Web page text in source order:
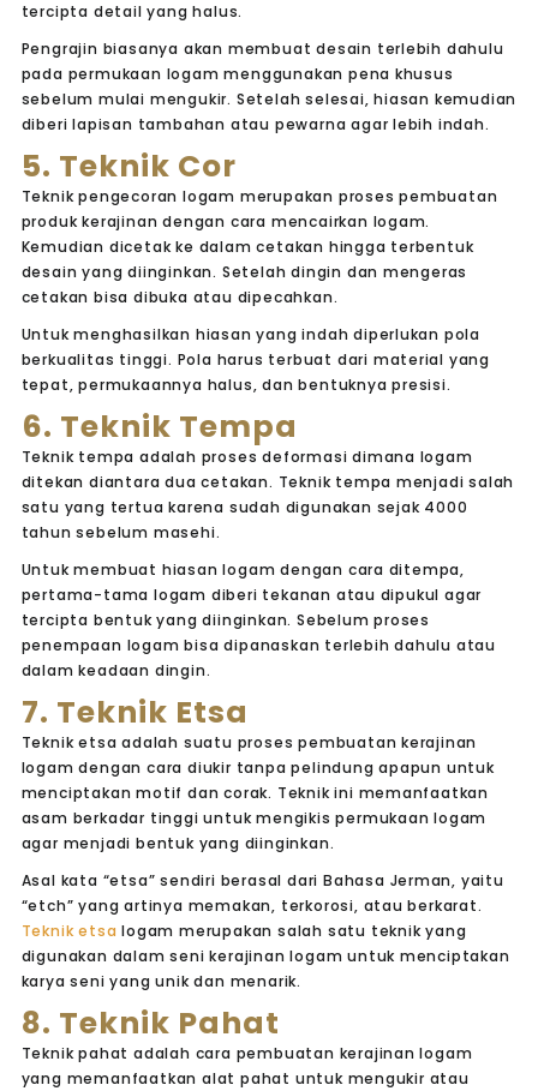
tercipta detail yang halus.
Pengrajin biasanya akan membuat desain terlebih dahulu
pada permukaan logam menggunakan pena khusus
sebelum mulai mengukir. Setelah selesai, hiasan kemudian
diberi lapisan tambahan atau pewarna agar lebih indah.
5. Teknik Cor
Teknik pengecoran logam merupakan proses pembuatan
produk kerajinan dengan cara mencairkan logam.
Kemudian dicetak ke dalam cetakan hingga terbentuk
desain yang diinginkan. Setelah dingin dan mengeras
cetakan bisa dibuka atau dipecahkan.
Untuk menghasilkan hiasan yang indah diperlukan pola
berkualitas tinggi. Pola harus terbuat dari material yang
tepat, permukaannya halus, dan bentuknya presisi.
6. Teknik Tempa
Teknik tempa adalah proses deformasi dimana logam
ditekan diantara dua cetakan. Teknik tempa menjadi salah
satu yang tertua karena sudah digunakan sejak 4000
tahun sebelum masehi.
Untuk membuat hiasan logam dengan cara ditempa,
pertama-tama logam diberi tekanan atau dipukul agar
tercipta bentuk yang diinginkan. Sebelum proses
penempaan logam bisa dipanaskan terlebih dahulu atau
dalam keadaan dingin.
7. Teknik Etsa
Teknik etsa adalah suatu proses pembuatan kerajinan
logam dengan cara diukir tanpa pelindung apapun untuk
menciptakan motif dan corak. Teknik ini memanfaatkan
asam berkadar tinggi untuk mengikis permukaan logam
agar menjadi bentuk yang diinginkan.
Asal kata “etsa” sendiri berasal dari Bahasa Jerman, yaitu
“etch” yang artinya memakan, terkorosi, atau berkarat.
Teknik etsa logam merupakan salah satu teknik yang
digunakan dalam seni kerajinan logam untuk menciptakan
karya seni yang unik dan menarik.
8. Teknik Pahat
Teknik pahat adalah cara pembuatan kerajinan logam
yang memanfaatkan alat pahat untuk mengukir atau